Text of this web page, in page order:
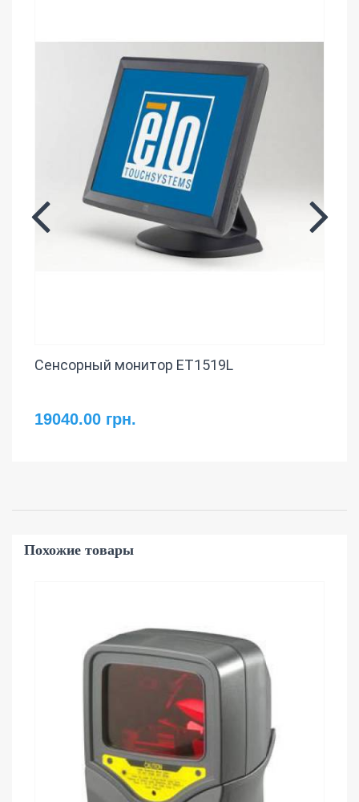
Сенсорный монитор ET1519L
19040.00 грн.
Похожие товары